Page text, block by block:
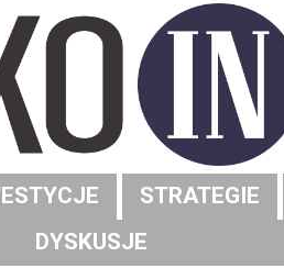
STRATEGIE
DYSKUSJE